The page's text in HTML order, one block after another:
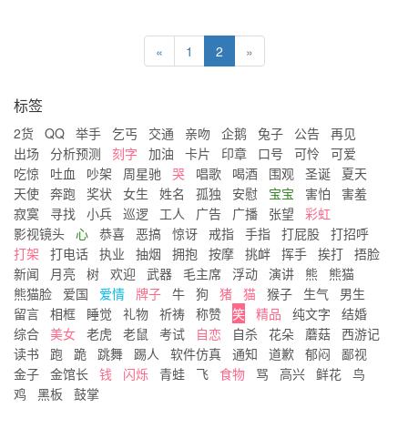
« 1 2 »
标签
2货 QQ 举手 乞丐 交通 亲吻 企鹅 兔子 公告 再见
出场
分析预测 刻字 加油 卡片 印章 口号 可怜
可爱
吃惊
吐血 吵架 周星驰 哭 唱歌 喝酒 围观 圣诞
夏天
天使 奔跑 奖状 女生 姓名 孤独 安慰 宝宝 害怕
害羞
寂寞
寻找 小兵 巡逻 工人 广告 广播 张望
彩虹
影视镜头 心 恭喜 恶搞 惊讶 戒指 手指 打屁股 打招呼
打架
打电话 执业 抽烟 拥抱 按摩 挑衅 挥手 挨打 捂脸
新闻
月亮 树 欢迎 武器 毛主席 浮动 演讲 熊
熊猫
熊猫脸
爱国 爱情 牌子 牛 狗 猪 猫 猴子 生气
男生
留言 相框 睡觉 礼物 祈祷 称赞 笑 精品 纯文字
结婚
综合 美女 老虎 老鼠 考试 自恋 自杀 花朵 蘑菇 西游记
读书
跑 跪 跳舞 踢人 软件仿真 通知 道歉 郁闷
鄙视
金子 金馆长 钱 闪烁 青蛙 飞 食物 骂 高兴 鲜花 鸟
鸡
黑板 鼓掌